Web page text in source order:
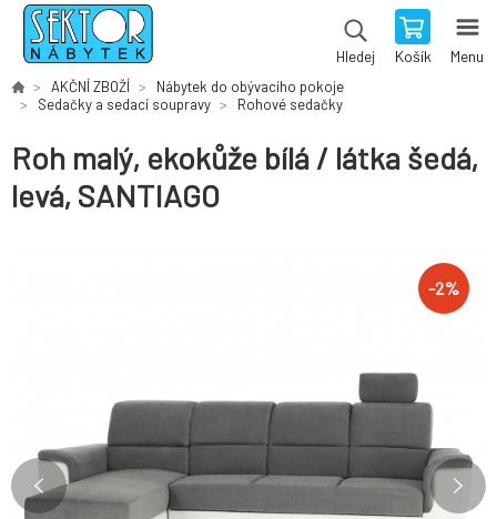
Hledej Košík Menu
AKČNÍ ZBOŽÍ
Nábytek do obývacího pokoje
Sedačky a sedací soupravy
Rohové sedačky
Roh malý, ekokůže bílá / látka šedá,
levá, SANTIAGO
-2%